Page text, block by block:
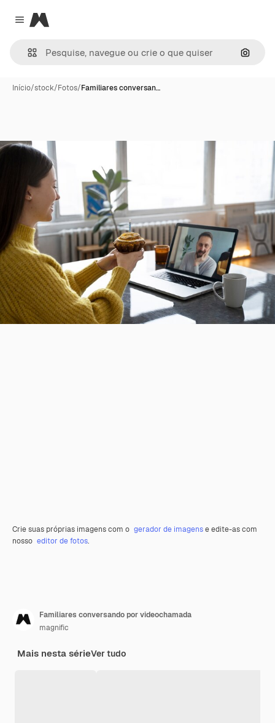
Close menu
Magnific
Início/stock/Fotos/Familiares conversan…
Crie suas próprias imagens com o gerador de imagense edite-as com
nosso editor de fotos.
Familiares conversando por videochamada
magnific
Mais nesta sérieVer tudo